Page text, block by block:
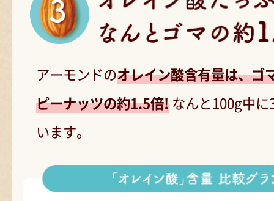
アーモンドのオレイン酸含有量は、ゴ
ピーナッツの約1.5倍! なんと100g中
います。